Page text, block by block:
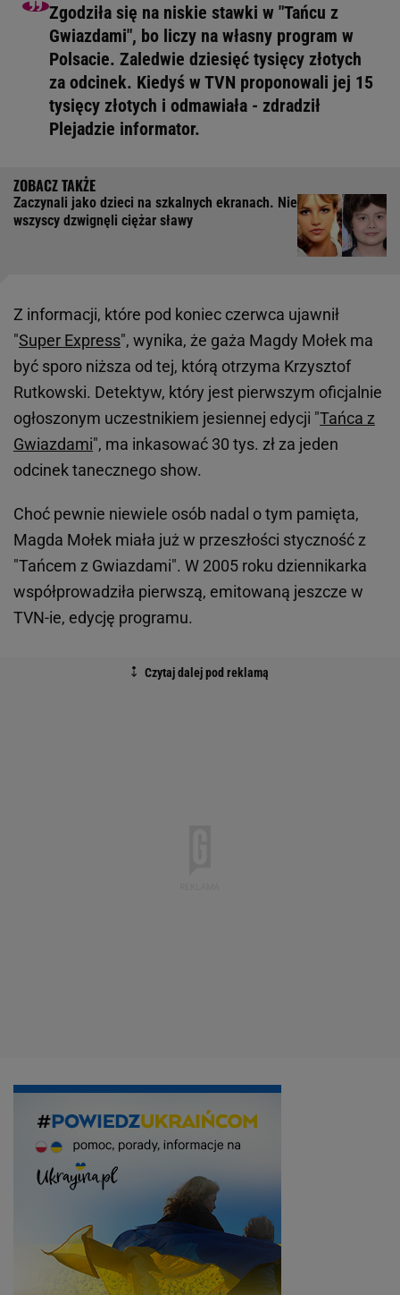
Zgodziła się na niskie stawki w "Tańcu z
Gwiazdami", bo liczy na własny program w
Polsacie. Zaledwie dziesięć tysięcy złotych
za odcinek. Kiedyś w TVN proponowali jej 15
tysięcy złotych i odmawiała - zdradził
Plejadzie informator.
Zaczynali jako dzieci na szkalnych ekranach. Nie
wszyscy dzwignęli ciężar sławy
Z informacji, które pod koniec czerwca ujawnił
"Super Express", wynika, że gaża Magdy Mołek ma
być sporo niższa od tej, którą otrzyma Krzysztof
Rutkowski. Detektyw, który jest pierwszym oficjalnie
ogłoszonym uczestnikiem jesiennej edycji "Tańca z
Gwiazdami", ma inkasować 30 tys. zł za jeden
odcinek tanecznego show.
Choć pewnie niewiele osób nadal o tym pamięta,
Magda Mołek miała już w przeszłości styczność z
"Tańcem z Gwiazdami". W 2005 roku dziennikarka
współprowadziła pierwszą, emitowaną jeszcze w
TVN-ie, edycję programu.